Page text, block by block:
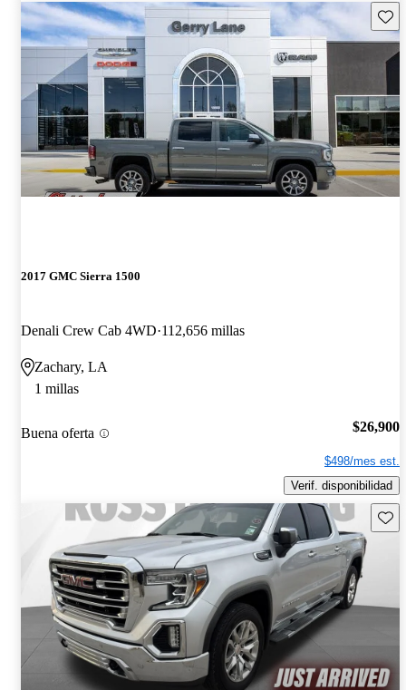
2017 GMC Sierra 1500
Denali Crew Cab 4WD 112,656 millas
Zachary, LA
1 millas
Buena oferta $26,900
$498/mes est.
Verif. disponibilidad